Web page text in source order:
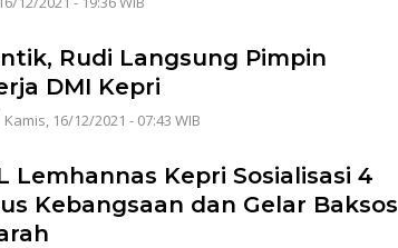
Rudi Langsung Pimpin
DMI Kepri
Kamis, 16/12/2021 - 07:43 WIB
Lemhannas Kepri Sosialisasi 4
Kebangsaan dan Gelar Baksos